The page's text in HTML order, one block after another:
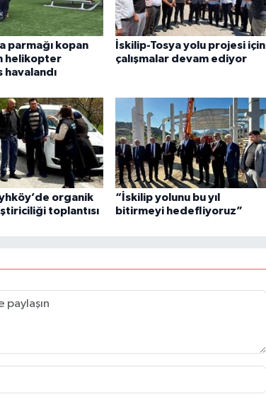
parmağı kopan
helikopter
havalandı
İskilip-Tosya yolu projesi için
çalışmalar devam ediyor
organik
toplantısı
“İskilip yolunu bu yıl
bitirmeyi hedefliyoruz”